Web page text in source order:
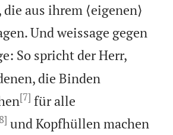
aus ihrem ⟨eigenen⟩
Und weissage gegen
So spricht der Herr,
die Binden
[7] für alle
und Kopfhüllen machen